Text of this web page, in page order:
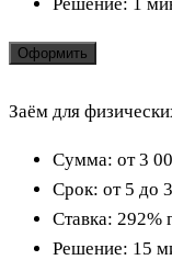
Оформить
Заём для
Сумма: от 3
Срок: от 5 до
Ставка: 292%
Решение: 15